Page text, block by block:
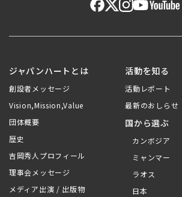
ジャパンハートとは
創設者メッセージ
Vision,Mission,Value
団体概要
歴史
吉岡秀人プロフィール
理事会メッセージ
メディア出演 / 出版物
活動を知る
活動レポート
最新のおしらせ
国から選ぶ
カンボジア
ミャンマー
ラオス
日本